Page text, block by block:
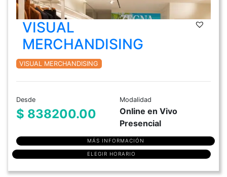
VISUAL
MERCHANDISING
VISUAL MERCHANDISING
Desde
$ 838200.00
Modalidad
Online en Vivo
Presencial
MÁS INFORMACIÓN
ELEGIR HORARIO